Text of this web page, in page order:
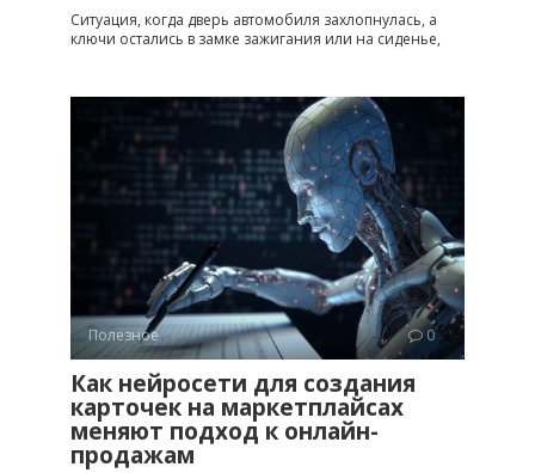
Ситуация, когда дверь автомобиля захлопнулась, а
ключи остались в замке зажигания или на сиденье,
Полезное 0
Как нейросети для создания
карточек на маркетплайсах
меняют подход к онлайн-
продажам